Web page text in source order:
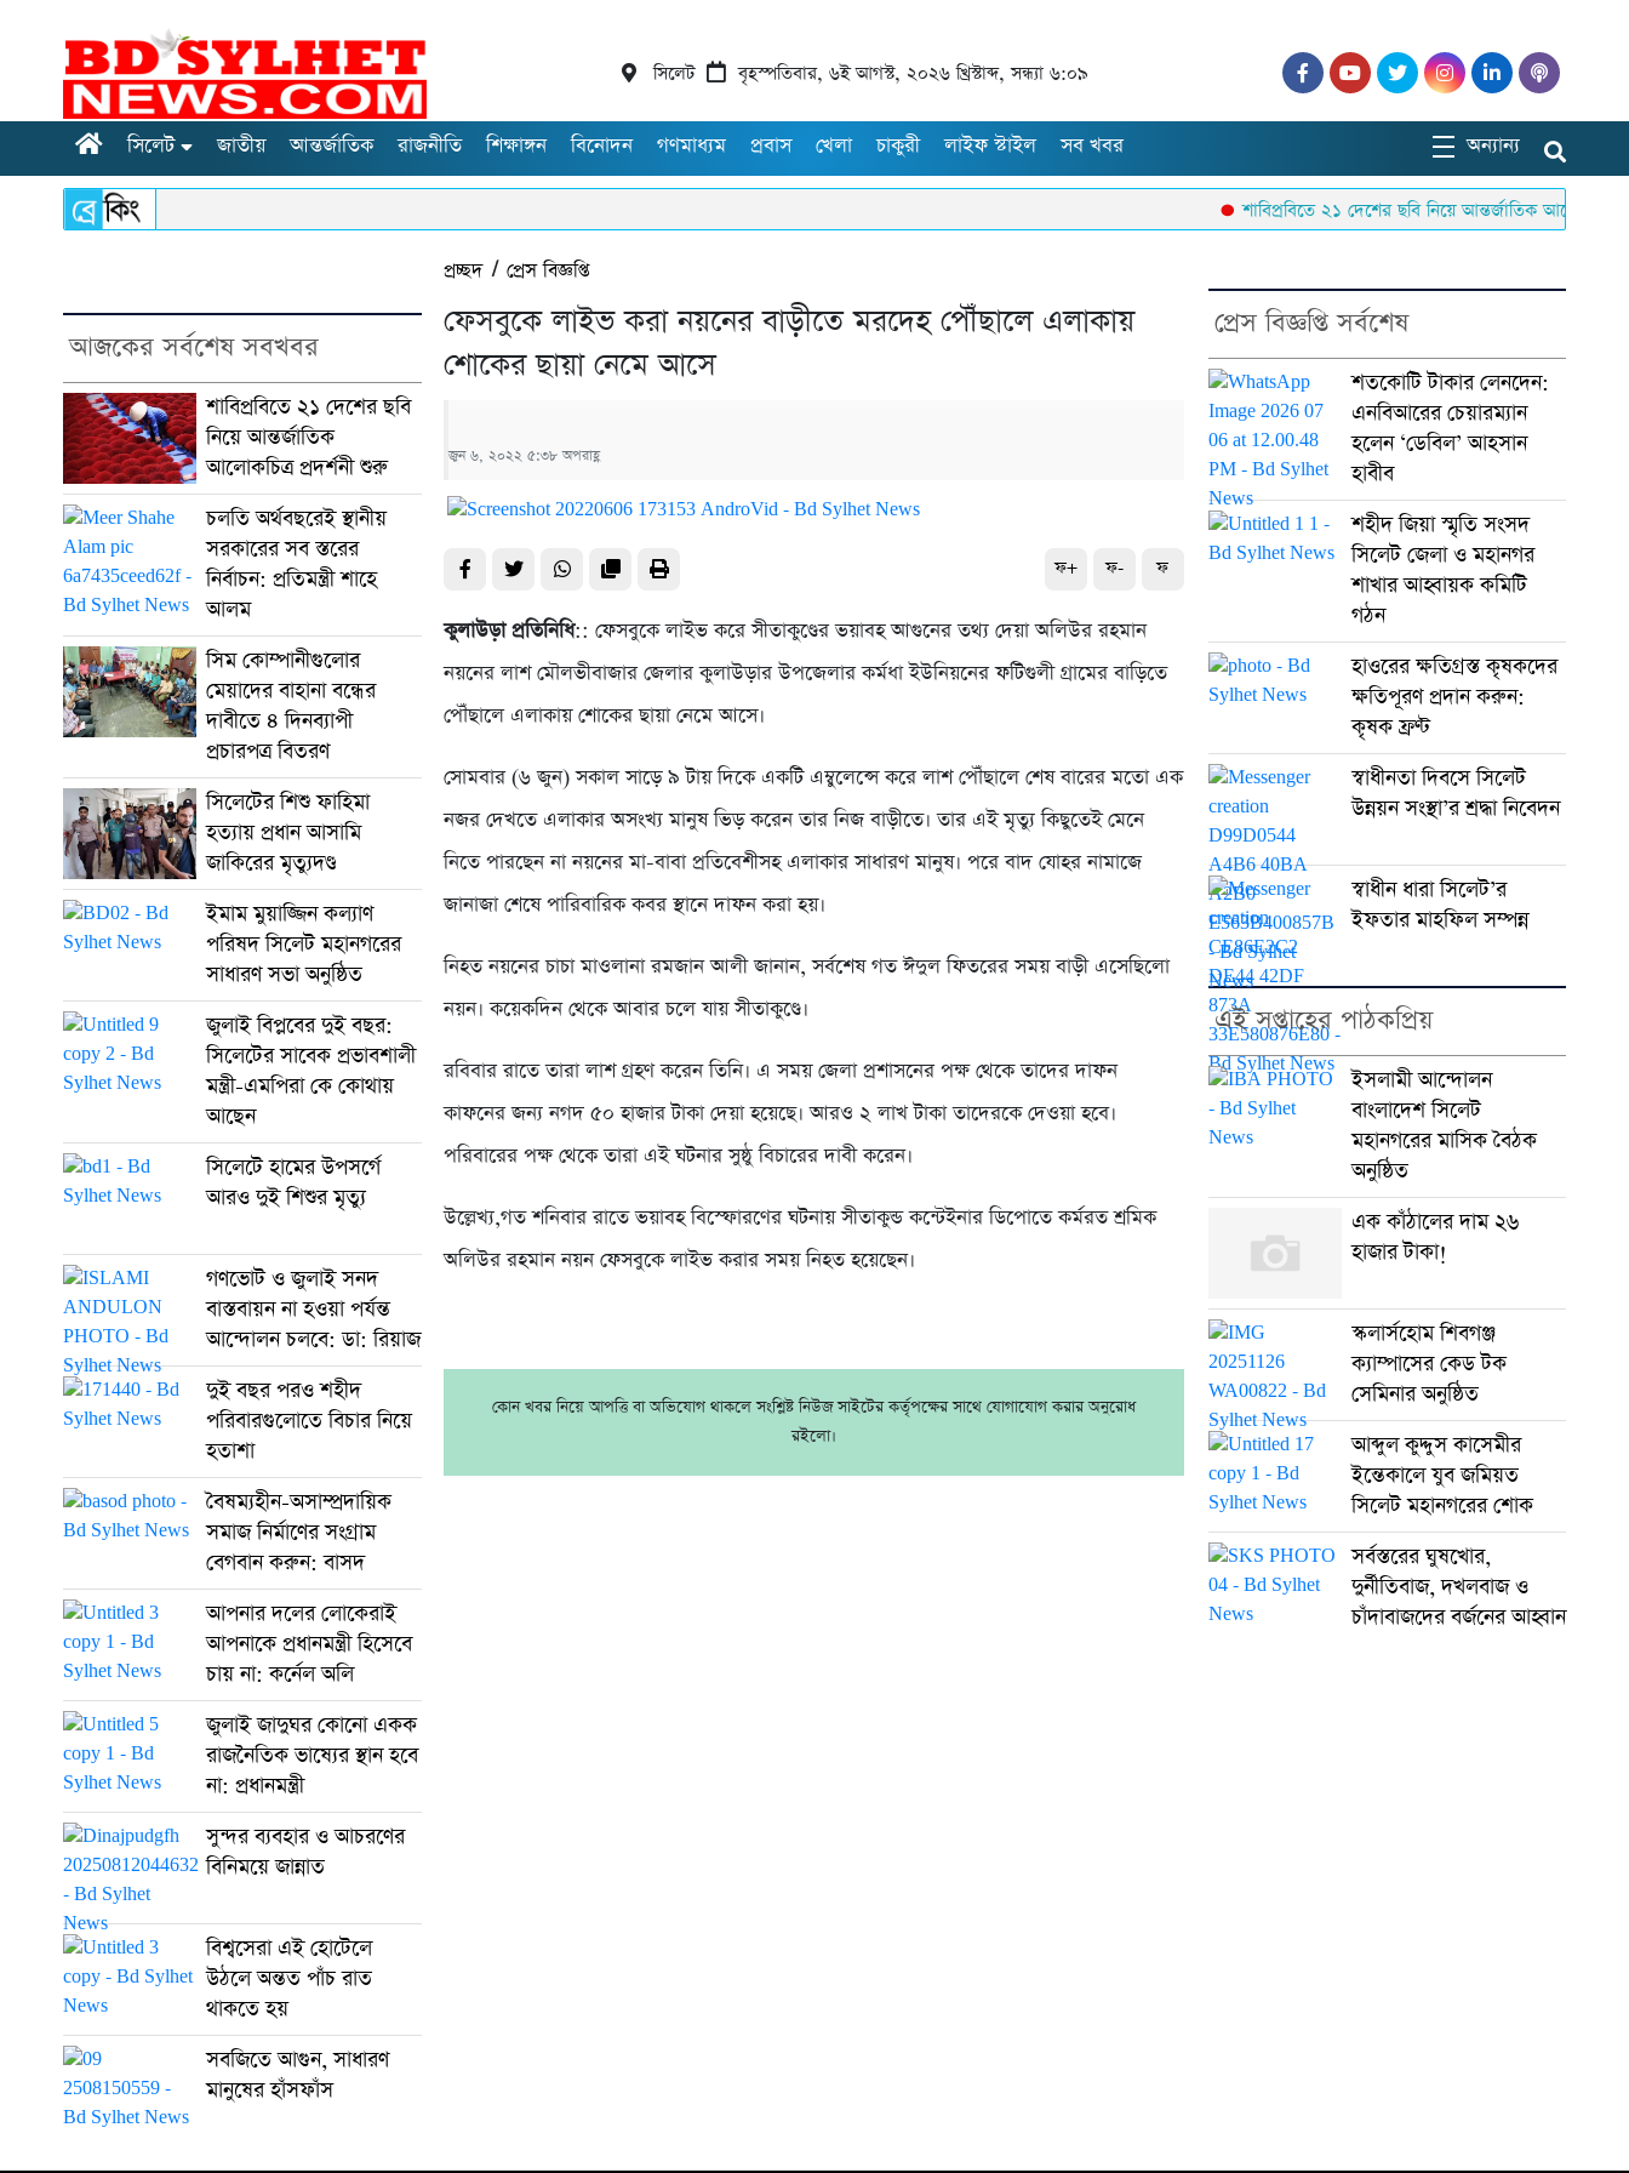
সিলেট বৃহস্পতিবার, ৬ই আগস্ট, ২০২৬ খ্রিস্টাব্দ, সন্ধ্যা ৬:০৯
সিলেট জাতীয় আন্তর্জাতিক রাজনীতি শিক্ষাঙ্গন বিনোদন গণমাধ্যম প্রবাস খেলা চাকুরী লাইফ স্টাইল সব খবর অন্যান্য
শাবিপ্রবিতে ২১ দেশের ছবি নিয়ে আন্তর্জাতিক আলোকচিত্র
আজকের সর্বশেষ সবখবর
শাবিপ্রবিতে ২১ দেশের ছবি
নিয়ে আন্তর্জাতিক
আলোকচিত্র প্রদর্শনী শুরু
চলতি অর্থবছরেই স্থানীয়
সরকারের সব স্তরের
নির্বাচন: প্রতিমন্ত্রী শাহে
আলম
সিম কোম্পানীগুলোর
মেয়াদের বাহানা বন্ধের
দাবীতে ৪ দিনব্যাপী
প্রচারপত্র বিতরণ
সিলেটের শিশু ফাহিমা
হত্যায় প্রধান আসামি
জাকিরের মৃত্যুদণ্ড
ইমাম মুয়াজ্জিন কল্যাণ
পরিষদ সিলেট মহানগরের
সাধারণ সভা অনুষ্ঠিত
জুলাই বিপ্লবের দুই বছর:
সিলেটের সাবেক প্রভাবশালী
মন্ত্রী-এমপিরা কে কোথায়
আছেন
সিলেটে হামের উপসর্গে
আরও দুই শিশুর মৃত্যু
গণভোট ও জুলাই সনদ
বাস্তবায়ন না হওয়া পর্যন্ত
আন্দোলন চলবে: ডা: রিয়াজ
দুই বছর পরও শহীদ
পরিবারগুলোতে বিচার নিয়ে
হতাশা
বৈষম্যহীন-অসাম্প্রদায়িক
সমাজ নির্মাণের সংগ্রাম
বেগবান করুন: বাসদ
আপনার দলের লোকেরাই
আপনাকে প্রধানমন্ত্রী হিসেবে
চায় না: কর্নেল অলি
জুলাই জাদুঘর কোনো একক
রাজনৈতিক ভাষ্যের স্থান হবে
না: প্রধানমন্ত্রী
সুন্দর ব্যবহার ও আচরণের
বিনিময়ে জান্নাত
বিশ্বসেরা এই হোটেলে
উঠলে অন্তত পাঁচ রাত
থাকতে হয়
সবজিতে আগুন, সাধারণ
মানুষের হাঁসফাঁস
প্রচ্ছদ/প্রেস বিজ্ঞপ্তি
ফেসবুকে লাইভ করা নয়নের বাড়ীতে মরদেহ পৌঁছালে এলাকায়
শোকের ছায়া নেমে আসে
জুন ৬, ২০২২ ৫:৩৮ অপরাহ্ণ
ফ+ ফ- ফ
কুলাউড়া প্রতিনিধি:: ফেসবুকে লাইভ করে সীতাকুণ্ডের ভয়াবহ আগুনের তথ্য দেয়া অলিউর রহমান
নয়নের লাশ মৌলভীবাজার জেলার কুলাউড়ার উপজেলার কর্মধা ইউনিয়নের ফটিগুলী গ্রামের বাড়িতে
পৌঁছালে এলাকায় শোকের ছায়া নেমে আসে।
সোমবার (৬ জুন) সকাল সাড়ে ৯ টায় দিকে একটি এম্বুলেন্সে করে লাশ পৌঁছালে শেষ বারের মতো এক
নজর দেখতে এলাকার অসংখ্য মানুষ ভিড় করেন তার নিজ বাড়ীতে। তার এই মৃত্যু কিছুতেই মেনে
নিতে পারছেন না নয়নের মা-বাবা প্রতিবেশীসহ এলাকার সাধারণ মানুষ। পরে বাদ যোহর নামাজে
জানাজা শেষে পারিবারিক কবর স্থানে দাফন করা হয়।
নিহত নয়নের চাচা মাওলানা রমজান আলী জানান, সর্বশেষ গত ঈদুল ফিতরের সময় বাড়ী এসেছিলো
নয়ন। কয়েকদিন থেকে আবার চলে যায় সীতাকুণ্ডে।
রবিবার রাতে তারা লাশ গ্রহণ করেন তিনি। এ সময় জেলা প্রশাসনের পক্ষ থেকে তাদের দাফন
কাফনের জন্য নগদ ৫০ হাজার টাকা দেয়া হয়েছে। আরও ২ লাখ টাকা তাদেরকে দেওয়া হবে।
পরিবারের পক্ষ থেকে তারা এই ঘটনার সুষ্ঠু বিচারের দাবী করেন।
উল্লেখ্য,গত শনিবার রাতে ভয়াবহ বিস্ফোরণের ঘটনায় সীতাকুন্ড কন্টেইনার ডিপোতে কর্মরত শ্রমিক
অলিউর রহমান নয়ন ফেসবুকে লাইভ করার সময় নিহত হয়েছেন।
কোন খবর নিয়ে আপত্তি বা অভিযোগ থাকলে সংশ্লিষ্ট নিউজ সাইটের কর্তৃপক্ষের সাথে যোগাযোগ করার অনুরোধ
রইলো।
প্রেস বিজ্ঞপ্তি সর্বশেষ
শতকোটি টাকার লেনদেন:
এনবিআরের চেয়ারম্যান
হলেন ‘ডেবিল’ আহসান
হাবীব
শহীদ জিয়া স্মৃতি সংসদ
সিলেট জেলা ও মহানগর
শাখার আহ্বায়ক কমিটি
গঠন
হাওরের ক্ষতিগ্রস্ত কৃষকদের
ক্ষতিপূরণ প্রদান করুন:
কৃষক ফ্রণ্ট
স্বাধীনতা দিবসে সিলেট
উন্নয়ন সংস্থা’র শ্রদ্ধা নিবেদন
স্বাধীন ধারা সিলেট’র
ইফতার মাহফিল সম্পন্ন
এই সপ্তাহের পাঠকপ্রিয়
ইসলামী আন্দোলন
বাংলাদেশ সিলেট
মহানগরের মাসিক বৈঠক
অনুষ্ঠিত
এক কাঁঠালের দাম ২৬
হাজার টাকা!
স্কলার্সহোম শিবগঞ্জ
ক্যাম্পাসের কেড টক
সেমিনার অনুষ্ঠিত
আব্দুল কুদ্দুস কাসেমীর
ইন্তেকালে যুব জমিয়ত
সিলেট মহানগরের শোক
সর্বস্তরের ঘুষখোর,
দুর্নীতিবাজ, দখলবাজ ও
চাঁদাবাজদের বর্জনের আহ্বান